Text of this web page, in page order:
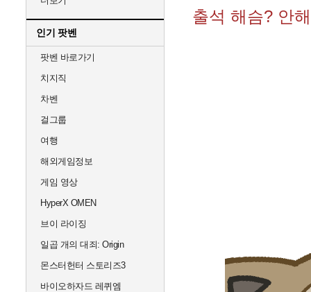
인기 팟벤
팟벤 바로가기
치지직
차벤
걸그룹
여행
해외게임정보
게임 영상
HyperX OMEN
브이 라이징
일곱 개의 대죄: Origin
몬스터헌터 스토리즈3
바이오하자드 레퀴엠
출석 해슴? 안